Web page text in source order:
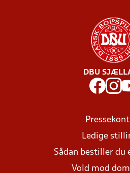
DBU
Ledige
Sådan bestiller du
Vold mod